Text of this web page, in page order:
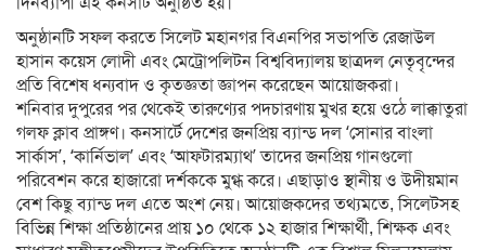
অনুষ্ঠানটি সফল করতে সিলেট মহানগর বিএনপির সভাপতি রেজাউল
হাসান কয়েস লোদী এবং মেট্রোপলিটন বিশ্ববিদ্যালয় ছাত্রদল নেতৃবৃন্দের
প্রতি বিশেষ ধন্যবাদ ও কৃতজ্ঞতা জ্ঞাপন করেছেন আয়োজকরা।
শনিবার দুপুরের পর থেকেই তারুণ্যের পদচারণায় মুখর হয়ে ওঠে লাক্কাতুরা
গলফ ক্লাব প্রাঙ্গণ। কনসার্টে দেশের জনপ্রিয় ব্যান্ড দল ‘সোনার বাংলা
সার্কাস’, ‘কার্নিভাল’ এবং ‘আফটারম্যাথ’ তাদের জনপ্রিয় গানগুলো
পরিবেশন করে হাজারো দর্শককে মুগ্ধ করে। এছাড়াও স্থানীয় ও উদীয়মান
বেশ কিছু ব্যান্ড দল এতে অংশ নেয়। আয়োজকদের তথ্যমতে, সিলেটসহ
বিভিন্ন শিক্ষা প্রতিষ্ঠানের প্রায় ১০ থেকে ১২ হাজার শিক্ষার্থী, শিক্ষক এবং